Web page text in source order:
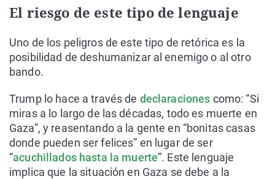
El riesgo de este tipo de lenguaje
Uno de los peligros de este tipo de retórica es la
posibilidad de deshumanizar al enemigo o al otro
bando.
Trump lo hace a través de declaraciones como: “Si
miras a lo largo de las décadas, todo es muerte en
Gaza”, y reasentando a la gente en “bonitas casas
donde pueden ser felices” en lugar de ser
“acuchillados hasta la muerte”. Este lenguaje
implica que la situación en Gaza se debe a la